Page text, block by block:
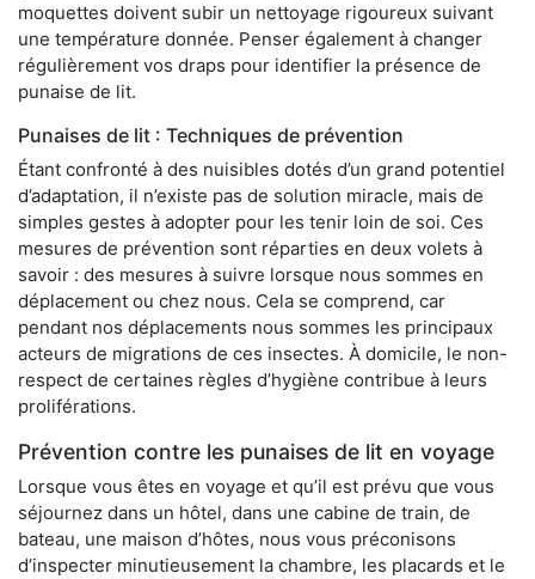
moquettes doivent subir un nettoyage rigoureux suivant
une température donnée. Penser également à changer
régulièrement vos draps pour identifier la présence de
punaise de lit.
Punaises de lit : Techniques de prévention
Étant confronté à des nuisibles dotés d’un grand potentiel
d’adaptation, il n’existe pas de solution miracle, mais de
simples gestes à adopter pour les tenir loin de soi. Ces
mesures de prévention sont réparties en deux volets à
savoir : des mesures à suivre lorsque nous sommes en
déplacement ou chez nous. Cela se comprend, car
pendant nos déplacements nous sommes les principaux
acteurs de migrations de ces insectes. À domicile, le non-
respect de certaines règles d’hygiène contribue à leurs
proliférations.
Prévention contre les punaises de lit en voyage
Lorsque vous êtes en voyage et qu’il est prévu que vous
séjournez dans un hôtel, dans une cabine de train, de
bateau, une maison d’hôtes, nous vous préconisons
d’inspecter minutieusement la chambre, les placards et le